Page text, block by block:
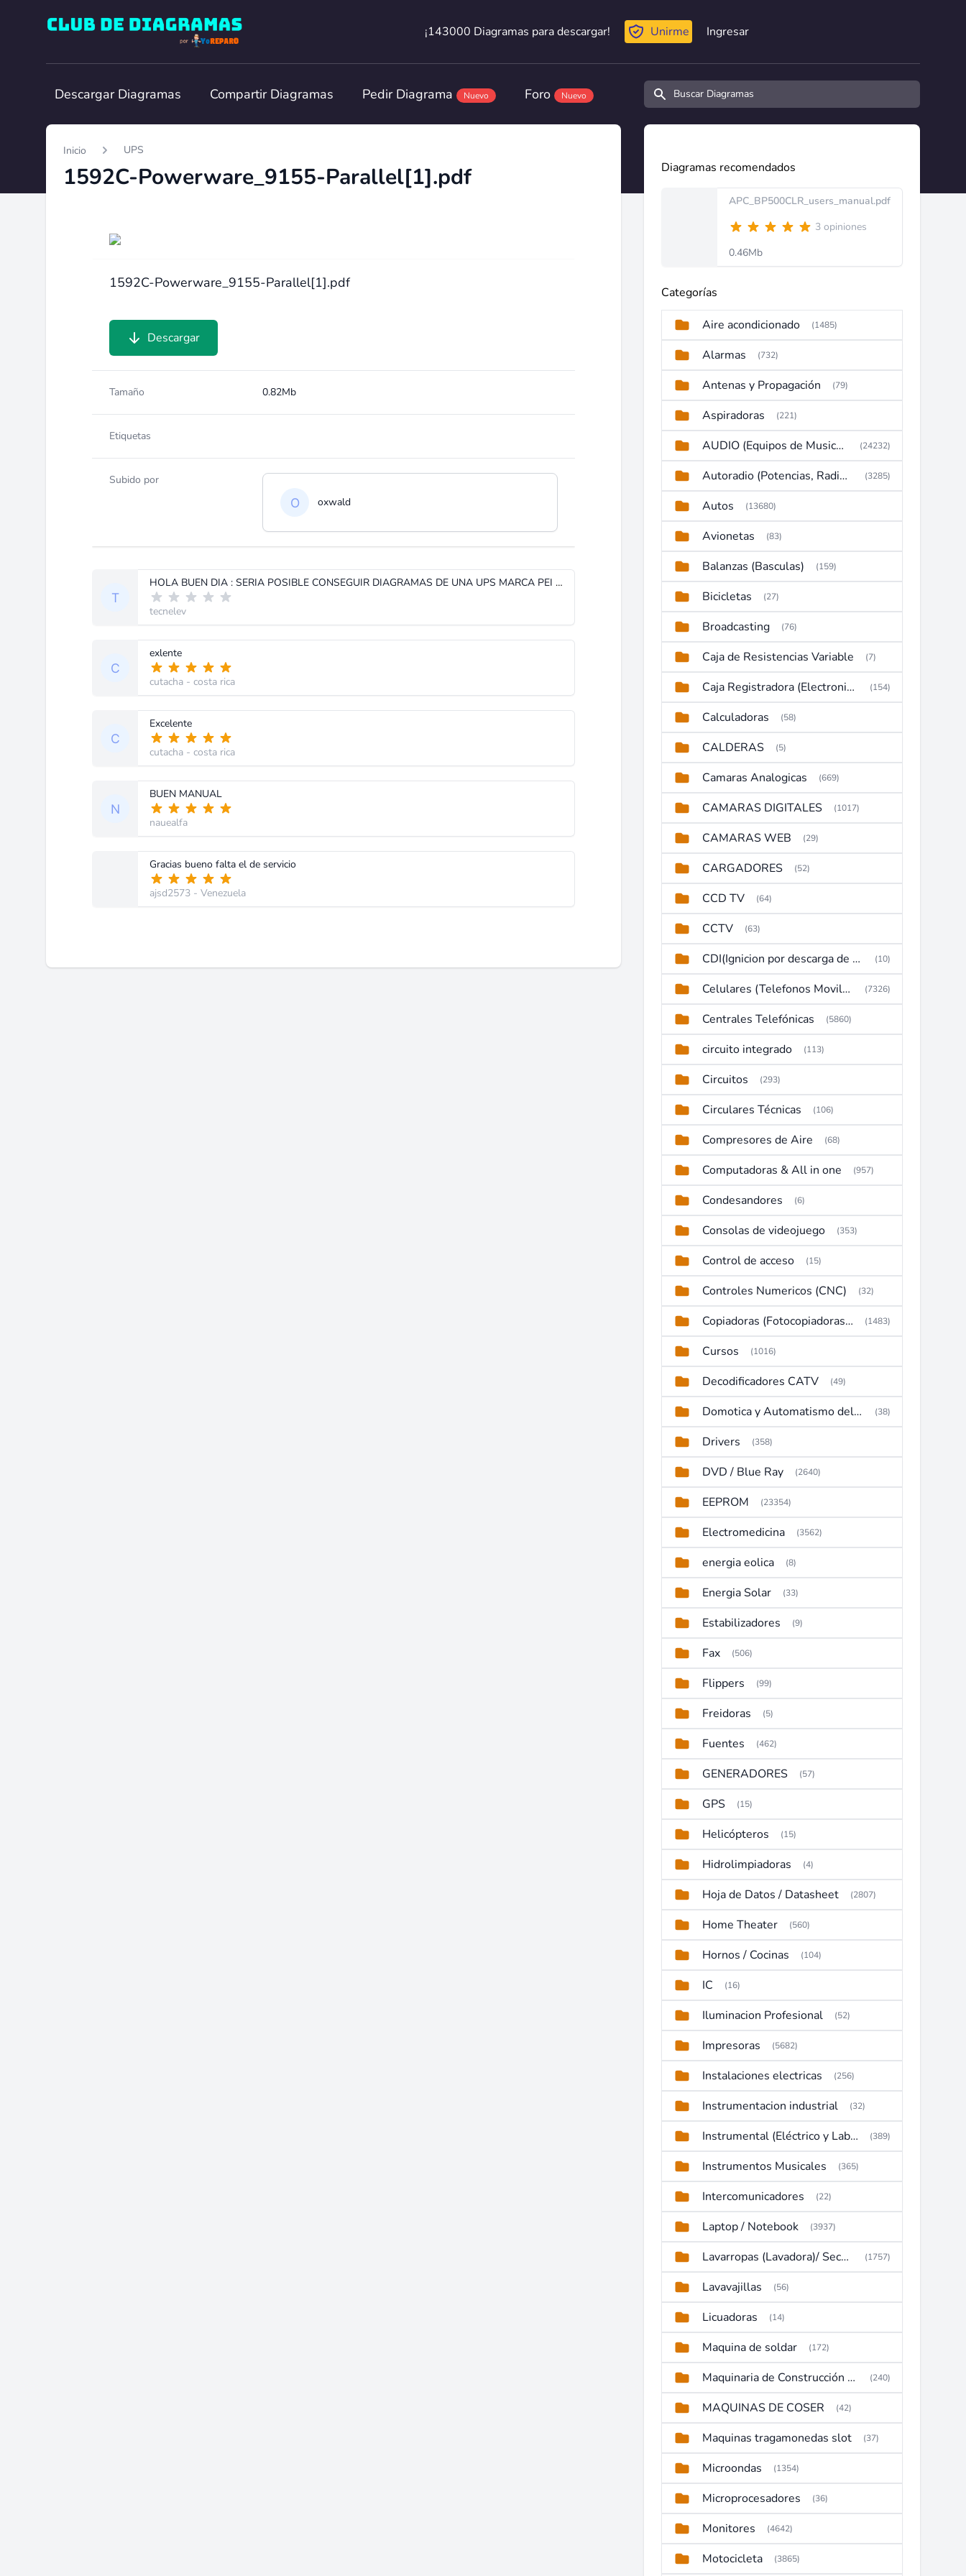
Club de Diagramas
¡143000 Diagramas para descargar!
¡143000 Diagramas para descargar! Unirme Ingresar
Descargar Diagramas Compartir Diagramas Pedir Diagrama Nuevo Foro Nuevo Buscar diagramas y manuales
Inicio UPS
1592C-Powerware_9155-Parallel[1].pdf
1592C-Powerware_9155-Parallel[1].pdf
Descargar
Tamaño 0.82Mb
Etiquetas
Subido por
oxwald
HOLA BUEN DIA : SERIA POSIBLE CONSEGUIR DIAGRAMAS DE UNA UPS MARCA PEI DE 5KVA ?
tecnelev
exlente
cutacha - costa rica
Excelente
cutacha - costa rica
BUEN MANUAL
nauealfa
Gracias bueno falta el de servicio
ajsd2573 - Venezuela
Diagramas recomendados
APC_BP500CLR_users_manual.pdf
3 opiniones
0.46Mb
Categorías
Aire acondicionado (1485)
Alarmas (732)
Antenas y Propagación (79)
Aspiradoras (221)
AUDIO (Equipos de Musica, Amplificadores, Reproductores, Etc) (24232)
Autoradio (Potencias, Radios y DVD) (3285)
Autos (13680)
Avionetas (83)
Balanzas (Basculas) (159)
Bicicletas (27)
Broadcasting (76)
Caja de Resistencias Variable (7)
Caja Registradora (Electronic Cash Register) (154)
Calculadoras (58)
CALDERAS (5)
Camaras Analogicas (669)
CAMARAS DIGITALES (1017)
CAMARAS WEB (29)
CARGADORES (52)
CCD TV (64)
CCTV (63)
CDI(Ignicion por descarga de capacitor) (10)
Celulares (Telefonos Moviles) (7326)
Centrales Telefónicas (5860)
circuito integrado (113)
Circuitos (293)
Circulares Técnicas (106)
Compresores de Aire (68)
Computadoras & All in one (957)
Condesandores (6)
Consolas de videojuego (353)
Control de acceso (15)
Controles Numericos (CNC) (32)
Copiadoras (Fotocopiadoras, Multifunctions, Ploter, etc) (1483)
Cursos (1016)
Decodificadores CATV (49)
Domotica y Automatismo del hogar (38)
Drivers (358)
DVD / Blue Ray (2640)
EEPROM (23354)
Electromedicina (3562)
energia eolica (8)
Energia Solar (33)
Estabilizadores (9)
Fax (506)
Flippers (99)
Freidoras (5)
Fuentes (462)
GENERADORES (57)
GPS (15)
Helicópteros (15)
Hidrolimpiadoras (4)
Hoja de Datos / Datasheet (2807)
Home Theater (560)
Hornos / Cocinas (104)
IC (16)
Iluminacion Profesional (52)
Impresoras (5682)
Instalaciones electricas (256)
Instrumentacion industrial (32)
Instrumental (Eléctrico y Laboratorio) (389)
Instrumentos Musicales (365)
Intercomunicadores (22)
Laptop / Notebook (3937)
Lavarropas (Lavadora)/ Secadoras (1757)
Lavavajillas (56)
Licuadoras (14)
Maquina de soldar (172)
Maquinaria de Construcción (Maquinaria Pesada) (240)
MAQUINAS DE COSER (42)
Maquinas tragamonedas slot (37)
Microondas (1354)
Microprocesadores (36)
Monitores (4642)
Motocicleta (3865)